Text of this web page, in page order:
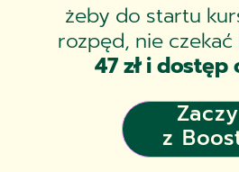
żeby do startu
rozpęd, nie czekać
47 zł i dostęp
z